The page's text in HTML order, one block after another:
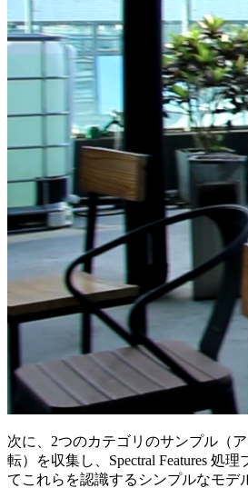
次に、2つのカテゴリのサンプル（
転）を収集し、Spectral Features 処
てこれらを認識するシンプルなモデ